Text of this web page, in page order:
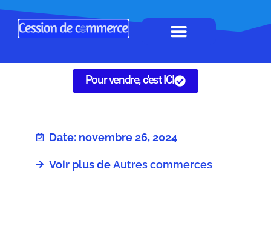
Pour vendre, c'est ICI
Date: novembre 26, 2024
Voir plus deAutres commerces